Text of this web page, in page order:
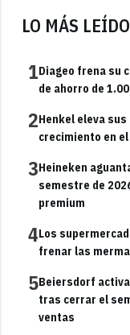
LO MÁS
1Diageo frena su
de ahorro de
2Henkel eleva
crecimiento en
3Heineken
semestre de
premium
4Los
frenar las
5Beiersdorf activa
tras cerrar el
ventas